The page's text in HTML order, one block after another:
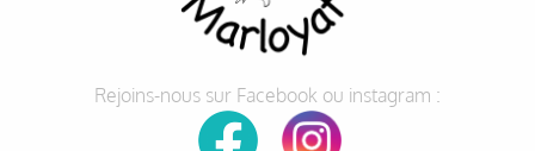
Rejoins-nous sur Facebook ou instagram :